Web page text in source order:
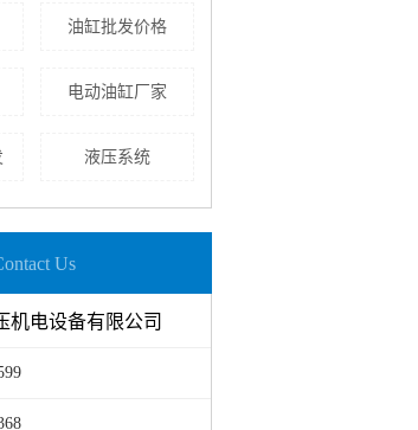
油缸批发价格
电动油缸厂家
液压系统
Us
机电设备有限公司